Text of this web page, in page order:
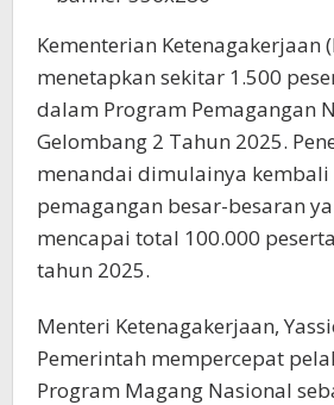
Kementerian Ketenagakerjaan
menetapkan sekitar 1.500
dalam Program Pemagangan
Gelombang 2 Tahun 2025.
menandai dimulainya
pemagangan besar-besaran
mencapai total 100.000
tahun 2025.
Menteri Ketenagakerjaan,
Pemerintah mempercepat
Program Magang Nasional